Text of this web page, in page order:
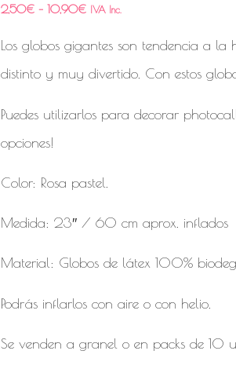
2,50€ –10,90€ IVA Inc.
Los globos gigantes son tendencia a
distinto y muy divertido. Con estos
Puedes utilizarlos para decorar
opciones!
Color: Rosa pastel.
Medida: 23″ / 60 cm aprox. inflados
Material: Globos de látex 100%
Podrás inflarlos con aire o con helio.
Se venden a granel o en packs de 10